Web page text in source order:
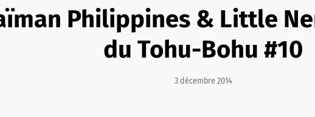
Philippines & Little
du Tohu-Bohu #10
3 décembre 2014